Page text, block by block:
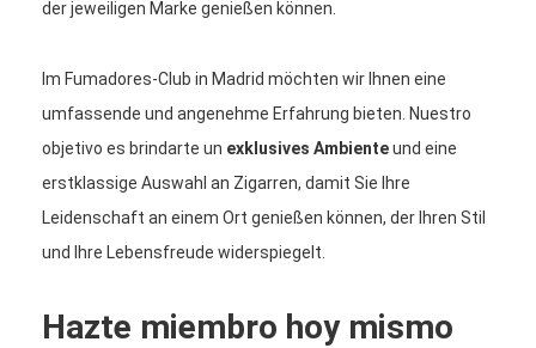
der jeweiligen Marke genießen können.
Im Fumadores-Club in Madrid möchten wir Ihnen eine
umfassende und angenehme Erfahrung bieten. Nuestro
objetivo es brindarte un exklusives Ambienteund eine
erstklassige Auswahl an Zigarren, damit Sie Ihre
Leidenschaft an einem Ort genießen können, der Ihren Stil
und Ihre Lebensfreude widerspiegelt.
Hazte miembro hoy mismo